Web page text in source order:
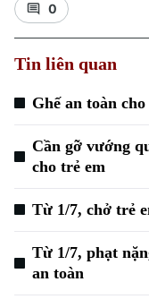
Chuyên mục
Thời sự
Hà Nội
Hà Nội
0
Tin liên quan
Ghế an toàn
Cần gỡ vướng
cho trẻ em
Từ 1/7, chở trẻ
Từ 1/7, phạt
an toàn